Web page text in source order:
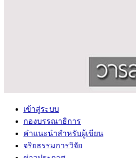
เข้าสู่ระบบ
กองบรรณาธิการ
คำแนะนำสำหรับผู้เขียน
จริยธรรมการวิจัย